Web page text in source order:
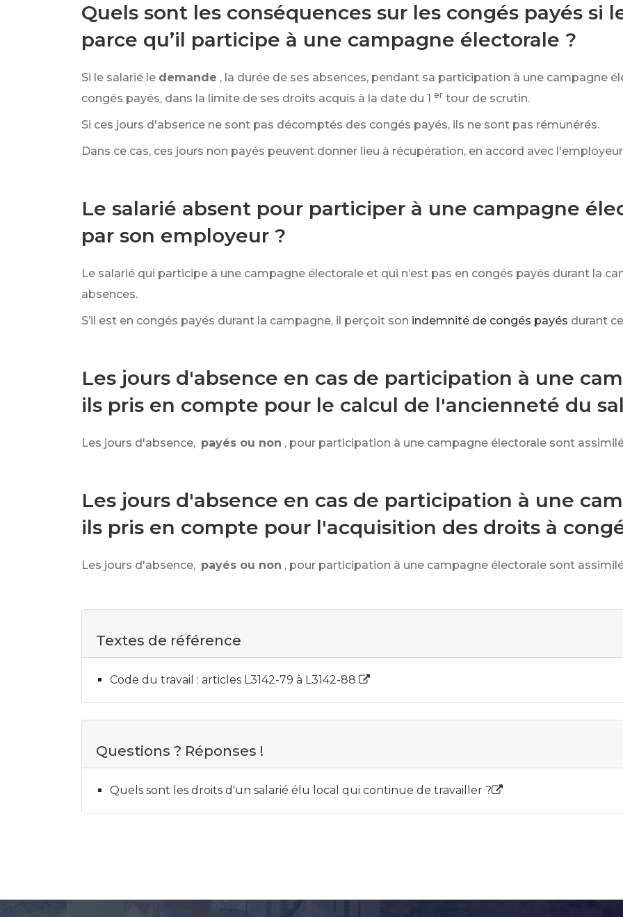
Quels sont les conséquences sur les congés payés si
parce qu’il participe à une campagne électorale ?
Si le salarié le demande , la durée de ses absences, pendant sa participation à une campagne
congés payés, dans la limite de ses droits acquis à la date du 1 er tour de scrutin.
Si ces jours d'absence ne sont pas décomptés des congés payés, ils ne sont pas rémunérés.
Dans ce cas, ces jours non payés peuvent donner lieu à récupération, en accord avec
Le salarié absent pour participer à une campagne
par son employeur ?
Le salarié qui participe à une campagne électorale et qui n’est pas en congés payés durant la
absences.
S’il est en congés payés durant la campagne, il perçoit son indemnité de congés payés durant
Les jours d'absence en cas de participation à une
ils pris en compte pour le calcul de l'ancienneté du
Les jours d'absence, payés ou non , pour participation à une campagne électorale sont
Les jours d'absence en cas de participation à une
ils pris en compte pour l'acquisition des droits à
Les jours d'absence, payés ou non , pour participation à une campagne électorale sont
Textes de référence
Code du travail : articles L3142-79 à L3142-88
Questions ? Réponses !
Quels sont les droits d'un salarié élu local qui continue de travailler ?